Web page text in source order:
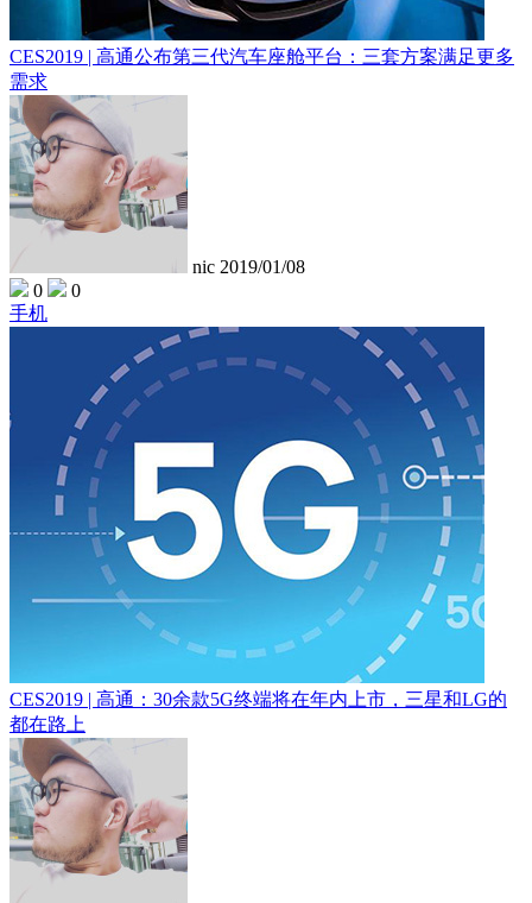
CES2019 | 高通公布第三代汽车座舱平台：三套方案满足更多
需求
nic 2019/01/08
0
0
手机
CES2019 | 高通：30余款5G终端将在年内上市，三星和LG的
都在路上